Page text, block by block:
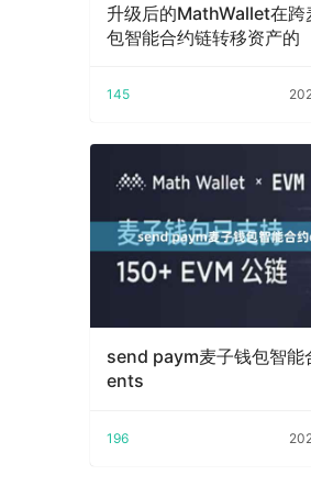
升级后的MathWallet在跨
包智能合约链转移资产的
145
send paym麦子钱包智能
ents
196